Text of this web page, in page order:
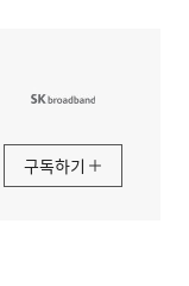
구독하기